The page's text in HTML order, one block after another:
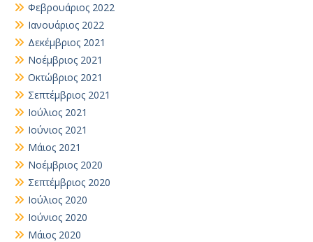
Φεβρουάριος 2022
Ιανουάριος 2022
Δεκέμβριος 2021
Νοέμβριος 2021
Οκτώβριος 2021
Σεπτέμβριος 2021
Ιούλιος 2021
Ιούνιος 2021
Μάιος 2021
Νοέμβριος 2020
Σεπτέμβριος 2020
Ιούλιος 2020
Ιούνιος 2020
Μάιος 2020